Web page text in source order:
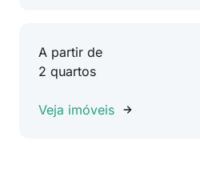
A partir de
2 quartos
Veja imóveis